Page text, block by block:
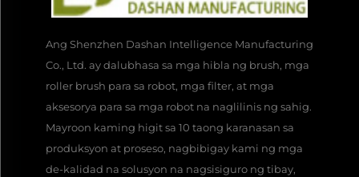
Ang Shenzhen Dashan Intelligence Manufacturing
Co., Ltd. ay dalubhasa sa mga hibla ng brush, mga
roller brush para sa robot, mga filter, at mga
aksesorya para sa mga robot na naglilinis ng sahig.
Mayroon kaming higit sa 10 taong karanasan sa
produksyon at proseso, nagbibigay kami ng mga
de-kalidad na solusyon na nagsisiguro ng tibay,